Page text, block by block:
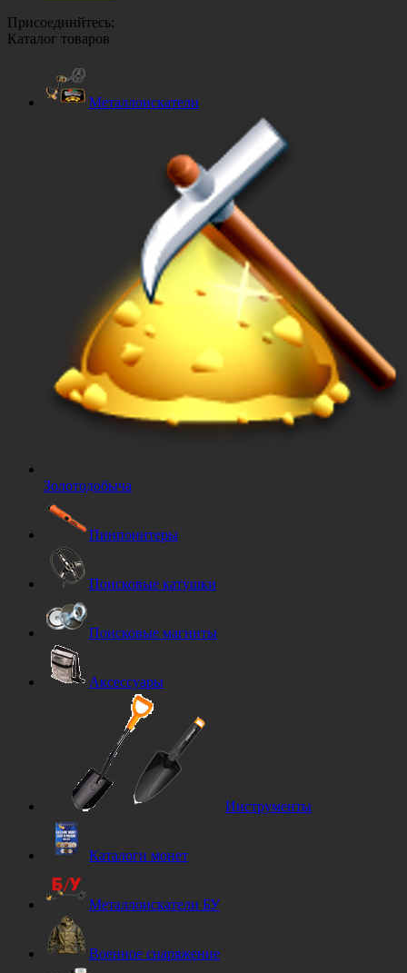
Присоединйтесь:
Каталог товаров
Металлоискатели
Золотодобыча
Пинпоинтеры
Поисковые катушки
Поисковые магниты
Аксессуары
Инструменты
Каталоги монет
Металлоискатели БУ
Военное снаряжение